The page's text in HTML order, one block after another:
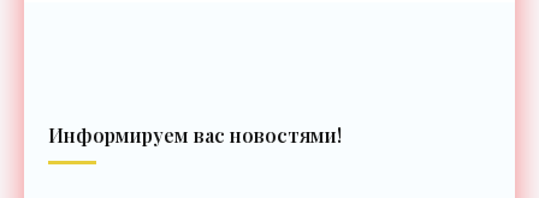
Информируем вас новостями!